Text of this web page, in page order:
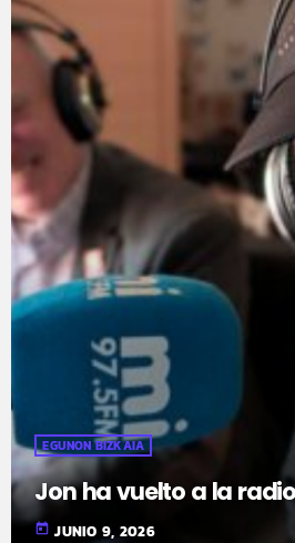
EGUNON BIZKAIA
Jon ha vuelto a la radio
today JUNIO 9, 2026